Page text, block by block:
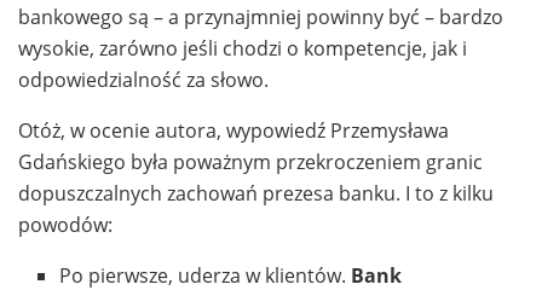
bankowego są – a przynajmniej powinny być – bardzo
wysokie, zarówno jeśli chodzi o kompetencje, jak i
odpowiedzialność za słowo.
Otóż, w ocenie autora, wypowiedź Przemysława
Gdańskiego była poważnym przekroczeniem granic
dopuszczalnych zachowań prezesa banku. I to z kilku
powodów:
Po pierwsze, uderza w klientów. Bank